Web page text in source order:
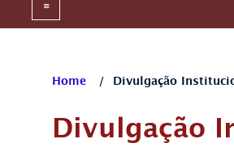
Home / Divulgação
Divulgação